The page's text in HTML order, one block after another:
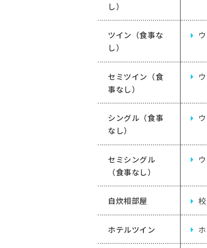
し）
ツイン（食事な
し）
セミツイン（食
事なし）
シングル（食事
なし）
セミシングル
（食事なし）
自炊相部屋
ホテルツイン